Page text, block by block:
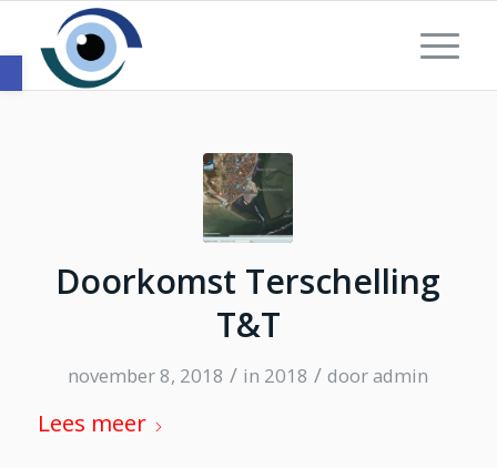
Toolbar openen
Doorkomst Terschelling
T&T
november 8, 2018 / in 2018 / dooradmin
Lees meer